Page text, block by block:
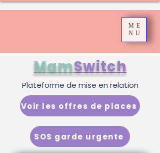
ME
NU
MamSwitch
SOS garde urgente
Voir les offres de places
Plateforme de mise en relation